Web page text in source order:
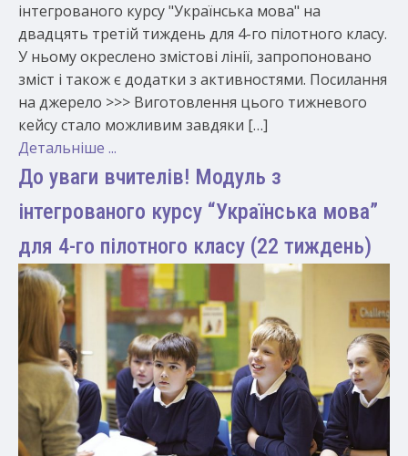
інтегрованого курсу "Українська мова" на
двадцять третій тиждень для 4-го пілотного класу.
У ньому окреслено змістові лінії, запропоновано
зміст і також є додатки з активностями. Посилання
на джерело >>> Виготовлення цього тижневого
кейсу стало можливим завдяки […]
Детальніше ...
До уваги вчителів! Модуль з
інтегрованого курсу “Українська мова”
для 4-го пілотного класу (22 тиждень)